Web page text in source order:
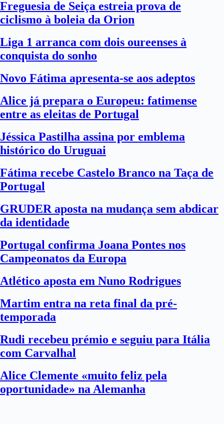
Freguesia de Seiça estreia prova de
ciclismo à boleia da Orion
Liga 1 arranca com dois oureenses à
conquista do sonho
Novo Fátima apresenta-se aos adeptos
Alice já prepara o Europeu: fatimense
entre as eleitas de Portugal
Jéssica Pastilha assina por emblema
histórico do Uruguai
Fátima recebe Castelo Branco na Taça de
Portugal
GRUDER aposta na mudança sem abdicar
da identidade
Portugal confirma Joana Pontes nos
Campeonatos da Europa
Atlético aposta em Nuno Rodrigues
Martim entra na reta final da pré-
temporada
Rudi recebeu prémio e seguiu para Itália
com Carvalhal
Alice Clemente «muito feliz pela
oportunidade» na Alemanha